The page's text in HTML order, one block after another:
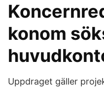
konom
Uppdraget gäller